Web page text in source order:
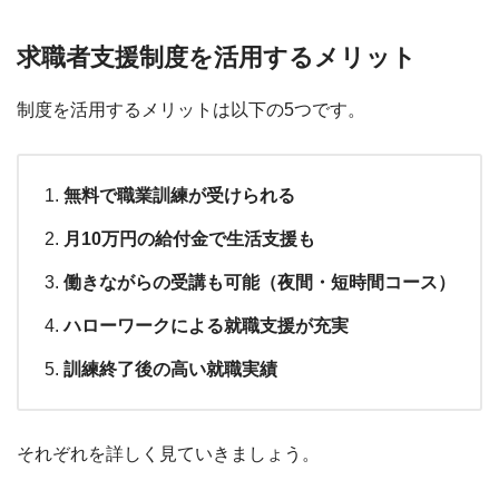
求職者支援制度を活用するメリット
制度を活用するメリットは以下の5つです。
無料で職業訓練が受けられる
月10万円の給付金で生活支援も
働きながらの受講も可能（夜間・短時間コース）
ハローワークによる就職支援が充実
訓練終了後の高い就職実績
それぞれを詳しく見ていきましょう。